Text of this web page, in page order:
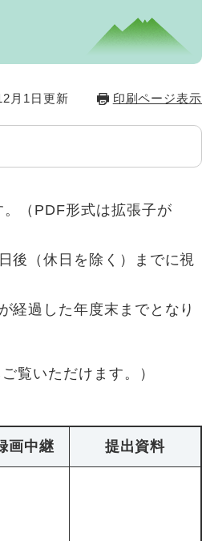
月1日更新 印刷ページ表示
（PDF形式は拡張子が
後（休日を除く）までに視
経過した年度末までとなり
覧いただけます。）
画中継 提出資料